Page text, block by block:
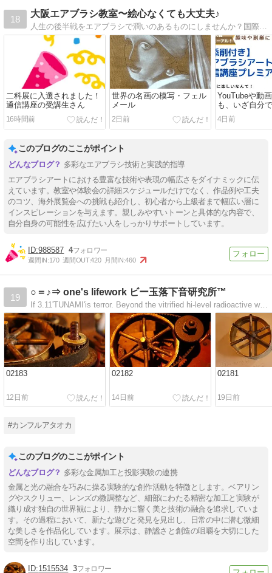
18
大阪エアブラシ教室〜絵心なくても大丈夫♪
二科展に入選されました！
通信講座の受講生さん
16時間前
世界の名画の模写・フェル
メール
2日前
YouTubeや動
も、いざ自分
うようにでき
4日前
このブログのここがポイント
多彩なエアブラシ技術と実践的指導
エアブラシアートにおける豊富な技術や表現の幅広さをダイナミックに伝
えています。教室や体験会の詳細スケジュールだけでなく、作品例や工夫
のコツ、海外展覧会への挑戦も紹介し、初心者から上級者まで幅広い層に
インスピレーションを与えます。親しみやすいトーンと具体的な内容で、
自分自身の可能性を広げたい人をしっかりサポートしています。
988587 4
週間IN:170 週間OUT:420 月間IN:460
19
○＝♪⇒ one's lifework ビー玉落下音研究所™
If 3.11'TUNAMI'is terror. Beyond the vitrified hi-level radioactive waste.Doesn't do palladium plating to brass.
02183
12日前
02182
14日前
02181
19日前
#カンフルアタオカ
このブログのここがポイント
多彩な金属加工と投影実験の連携
金属と光の融合を巧みに操る実験的な創作活動を特徴とします。ベアリン
グやスクリュー、レンズの微調整など、細部にわたる精密な加工と実験が
織り成す独自の世界観により、静かに響く美と技術の融合を追求していま
す。その過程において、新たな遊びと発見を見出し、日常の中に潜む微細
な美しさを作品化しています。展示は、静謐さと創造の咀嚼を大切にした
空間を作り出しています。
1515534 3